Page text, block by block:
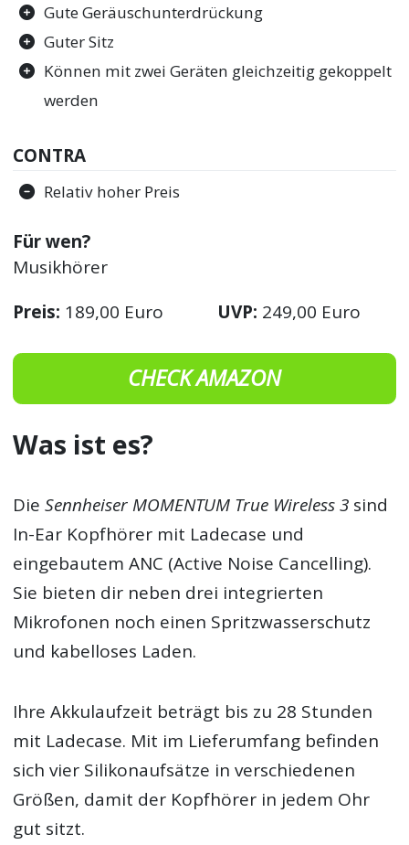
Gute Geräuschunterdrückung
Guter Sitz
Können mit zwei Geräten gleichzeitig gekoppelt
werden
CONTRA
Relativ hoher Preis
Für wen?
Musikhörer
Preis: 189,00 Euro UVP: 249,00 Euro
CHECK AMAZON
Was ist es?
DieSennheiser MOMENTUM True Wireless 3 sind
In-Ear Kopfhörer mit Ladecase und
eingebautem ANC (Active Noise Cancelling).
Sie bieten dir neben drei integrierten
Mikrofonen noch einen Spritzwasserschutz
und kabelloses Laden.
Ihre Akkulaufzeit beträgt bis zu 28 Stunden
mit Ladecase. Mit im Lieferumfang befinden
sich vier Silikonaufsätze in verschiedenen
Größen, damit der Kopfhörer in jedem Ohr
gut sitzt.